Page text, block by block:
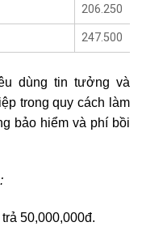
206.250
247.500
dùng tin tưởng và
trong quy cách làm
bảo hiểm và phí bồi
50,000,000đ.